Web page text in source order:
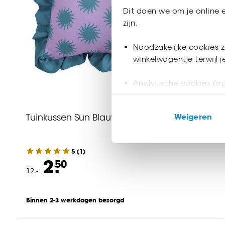
Dit doen we om je online
zijn.
Noodzakelijke cookies
winkelwagentje terwijl
Analytische cookies
ook buiten de
Klik op ‘Ja, alles
noodzakelijke cookies
accepteren door op
Weigeren
Tuinkussen Sun Blauw/Paars
5 (1)
12.- 2.50
Binnen 2-3 werkdagen bezorgd